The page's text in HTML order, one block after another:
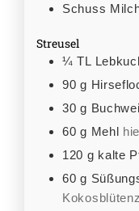
Schuss
Streusel
¼ TL
90 g
30 g
60 g Mehl
120 g kalte
60 g